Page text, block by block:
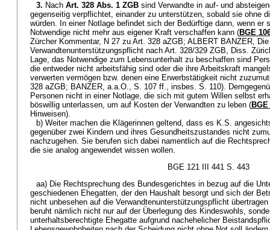
3. Nach Art. 328 Abs. 1 ZGB sind Verwandte in auf- und
gegenseitig verpflichtet, einander zu unterstützen, sobald sie ohne
würden. In einer Notlage befindet sich der Bedürftige dann, wenn er
Notwendige nicht mehr aus eigener Kraft verschaffen kann (BGE
Zürcher Kommentar, N 27 zu Art. 328 aZGB; ALBERT BANZER, Die
Verwandtenunterstützungspflicht nach Art. 328/329 ZGB, Diss.
Lage, das Notwendige zum Lebensunterhalt zu beschaffen sind
die entweder nicht arbeitsfähig sind oder die ihre Arbeitskraft
verwerten vermögen bzw. denen eine Erwerbstätigkeit nicht
328 aZGB; BANZER, a.a.O., S. 107 ff., insbes. S. 110).
Personen nicht in einer Notlage, die sich mit gutem Willen selbst
böswillig unterlassen, um auf Kosten der Verwandten zu leben (
Hinweisen).
b) Weiter machen die Klägerinnen geltend, dass es K.S.
gegenüber zwei Kindern und ihres Gesundheitszustandes nicht
nachzugehen. Sie berufen sich dabei namentlich auf die
die sie analog angewendet wissen wollen.
BGE 121 III 441 S. 443
aa) Die Rechtsprechung des Bundesgerichtes in bezug auf die
geschiedenen Ehegatten, der den Haushalt besorgt und sich der
nicht unbesehen auf die Verwandtenunterstützungspflicht
beruht nämlich nicht nur auf der Überlegung des Kindeswohls,
unterhaltsberechtigte Ehegatte aufgrund nachehelicher